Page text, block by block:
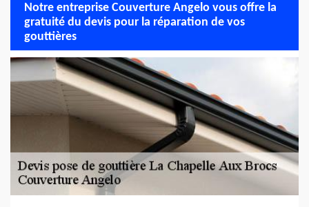
Notre entreprise Couverture Angelo vous offre la
gratuité du devis pour la réparation de vos
gouttières